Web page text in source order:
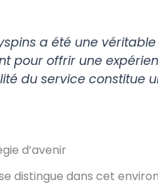
a été une
pour offrir une
du service constitue
d’avenir
distingue dans cet